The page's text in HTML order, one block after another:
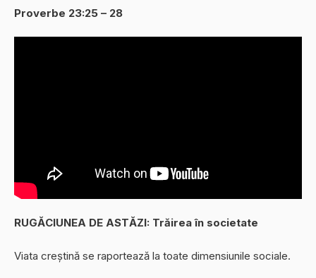
Proverbe 23:25 – 28
RUGĂCIUNEA DE ASTĂZI: Trăirea în societate
Viata creștină se raportează la toate dimensiunile sociale.